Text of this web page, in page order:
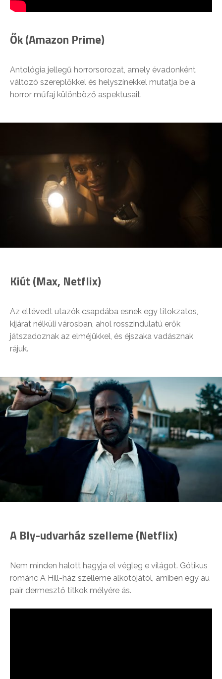
Ők (Amazon Prime)
Antológia jellegű horrorsorozat, amely évadonként
változó szereplőkkel és helyszínekkel mutatja be a
horror műfaj különböző aspektusait.
Kiút (Max, Netflix)
Az eltévedt utazók csapdába esnek egy titokzatos,
kijárat nélküli városban, ahol rosszindulatú erők
játszadoznak az elméjükkel, és éjszaka vadásznak
rájuk.
A Bly-udvarház szelleme (Netflix)
Nem minden halott hagyja el végleg e világot. Gótikus
románc A Hill-ház szelleme alkotójától, amiben egy au
pair dermesztő titkok mélyére ás.